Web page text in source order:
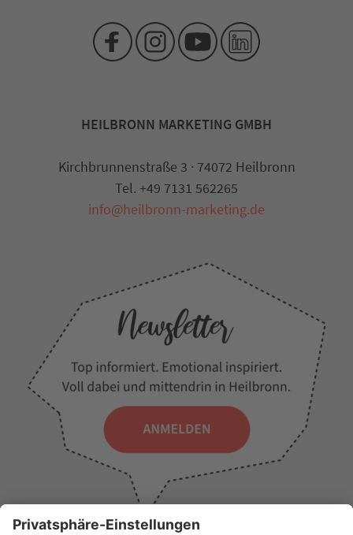
HEILBRONN MARKETING GMBH
Kirchbrunnenstraße 3 · 74072 Heilbronn
Tel. +49 7131 562265
info@heilbronn-marketing.de